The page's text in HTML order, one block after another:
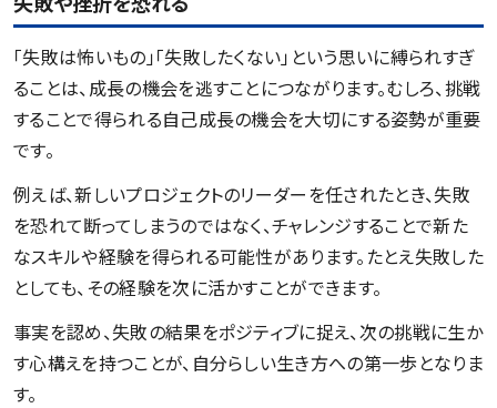
「失敗は怖いもの」「失敗したくない」という思いに縛られすぎ
ることは、成長の機会を逃すことにつながります。むしろ、挑戦
することで得られる自己成長の機会を大切にする姿勢が重要
です。
例えば、新しいプロジェクトのリーダーを任されたとき、失敗
を恐れて断ってしまうのではなく、チャレンジすることで新た
なスキルや経験を得られる可能性があります。たとえ失敗した
としても、その経験を次に活かすことができます。
事実を認め、失敗の結果をポジティブに捉え、次の挑戦に生か
す心構えを持つことが、自分らしい生き方への第一歩となりま
す。